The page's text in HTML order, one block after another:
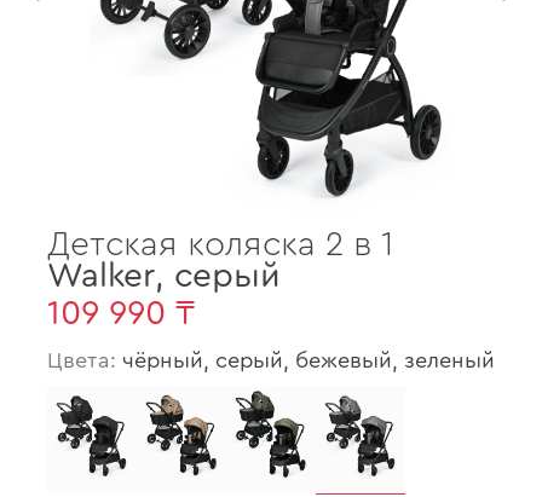
Детская коляска 2 в 1
Walker, серый
109 990 ₸
Цвета: чёрный, серый, бежевый, зеленый